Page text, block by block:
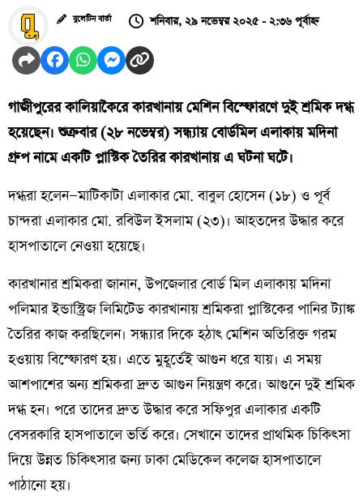
বুলেটিন বার্তা শনিবার, ২৯ নভেম্বর ২০২৫ - ২:৩৬ পূর্বাহ্ন
গাজীপুরের কালিয়াকৈরে কারখানায় মেশিন বিস্ফোরণে দুই শ্রমিক দগ্ধ
হয়েছেন। শুক্রবার (২৮ নভেম্বর) সন্ধ্যায় বোর্ডমিল এলাকায় মদিনা
গ্রুপ নামে একটি প্লাস্টিক তৈরির কারখানায় এ ঘটনা ঘটে।
দগ্ধরা হলেন—মাটিকাটা এলাকার মো. বাবুল হোসেন (১৮) ও পূর্ব
চান্দরা এলাকার মো. রবিউল ইসলাম (২৩)। আহতদের উদ্ধার করে
হাসপাতালে নেওয়া হয়েছে।
কারখানার শ্রমিকরা জানান, উপজেলার বোর্ড মিল এলাকায় মদিনা
পলিমার ইন্ডাস্ট্রিজ লিমিটেড কারখানায় শ্রমিকরা প্লাস্টিকের পানির ট্যাঙ্ক
তৈরির কাজ করছিলেন। সন্ধ্যার দিকে হঠাৎ মেশিন অতিরিক্ত গরম
হওয়ায় বিস্ফোরণ হয়। এতে মুহূর্তেই আগুন ধরে যায়। এ সময়
আশপাশের অন্য শ্রমিকরা দ্রুত আগুন নিয়ন্ত্রণ করে। আগুনে দুই শ্রমিক
দগ্ধ হন। পরে তাদের দ্রুত উদ্ধার করে সফিপুর এলাকার একটি
বেসরকারি হাসপাতালে ভর্তি করে। সেখানে তাদের প্রাথমিক চিকিৎসা
দিয়ে উন্নত চিকিৎসার জন্য ঢাকা মেডিকেল কলেজ হাসপাতালে
পাঠানো হয়।